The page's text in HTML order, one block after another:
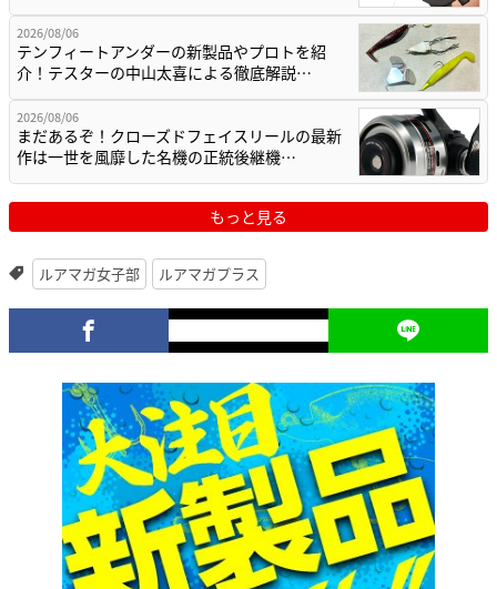
2026/08/06
テンフィートアンダーの新製品やプロトを紹
介！テスターの中山太喜による徹底解説…
2026/08/06
まだあるぞ！クローズドフェイスリールの最新
作は一世を風靡した名機の正統後継機…
もっと見る
ルアマガ女子部 ルアマガプラス